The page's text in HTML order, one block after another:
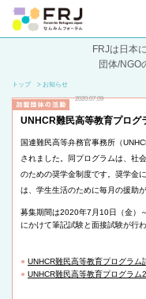
FRJは日本
団体/NGO
トップ > お知らせ
2020.07.09
UNHCR難民高等教育プログ
国連難民高等弁務官事務所（
されました。同プログラムは、社
のための奨学金制度です。奨学金
は、学生生活のために毎月の援助
募集期間は2020年7月10日（金）
にかけて筆記試験と面接試験が行わ
● UNHCR難民高等教育プログラム
● UNHCR難民高等教育プログラム